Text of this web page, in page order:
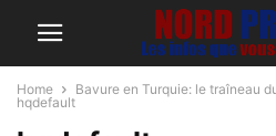
Home
Bavure en Turquie: le traîneau
hqdefault